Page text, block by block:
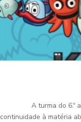
A turma do 6.º ano
continuidade à matéria